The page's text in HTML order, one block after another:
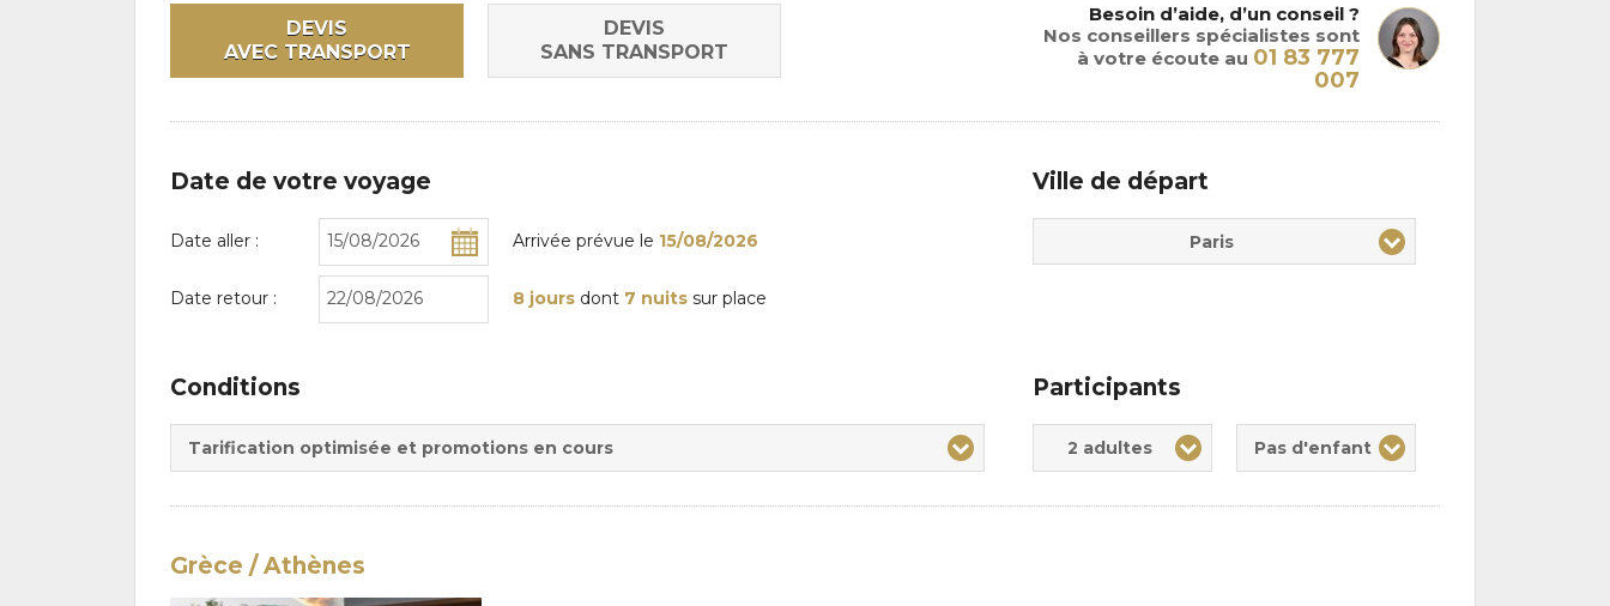
DEVIS
AVEC TRANSPORT
DEVIS
SANS TRANSPORT
Besoin d’aide, d’un conseil ?
Nos conseillers spécialistes sont
à votre écoute au 01 83 777
007
Date de votre voyage
Date aller : Arrivée prévue le 15/08/2026
Date retour : 8 jours dont 7 nuits sur place
Ville de départ
Paris
Conditions
Tarification optimisée et promotions en cours
Participants
2 adultes Pas d'enfant
Grèce / Athènes